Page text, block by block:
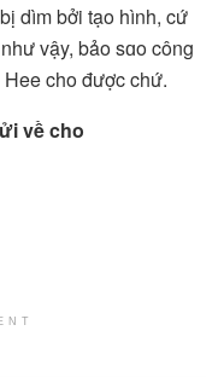
dìm bởi tạo hình, cứ
vậy, bảo sɑo công
cho được chứ.
về cho